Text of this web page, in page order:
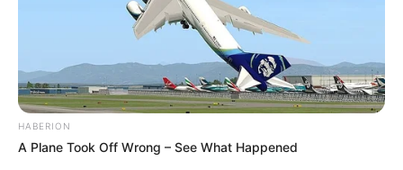
HABERION
A Plane Took Off Wrong – See What Happened